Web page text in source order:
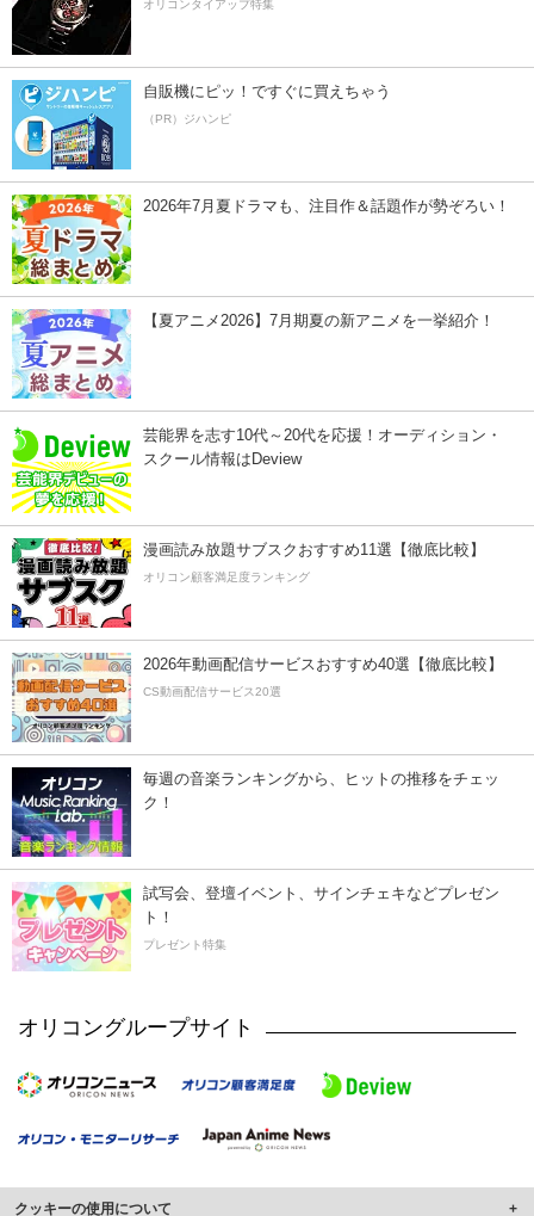
オリコンタイアップ特集
自販機にピッ！ですぐに買えちゃう
（PR）ジハンピ
2026年7月夏ドラマも、注目作＆話題作が勢ぞろい！
【夏アニメ2026】7月期夏の新アニメを一挙紹介！
芸能界を志す10代～20代を応援！オーディション・
スクール情報はDeview
漫画読み放題サブスクおすすめ11選【徹底比較】
オリコン顧客満足度ランキング
2026年動画配信サービスおすすめ40選【徹底比較】
CS動画配信サービス20選
毎週の音楽ランキングから、ヒットの推移をチェッ
ク！
試写会、登壇イベント、サインチェキなどプレゼン
ト！
プレゼント特集
オリコングループサイト
クッキーの使用について